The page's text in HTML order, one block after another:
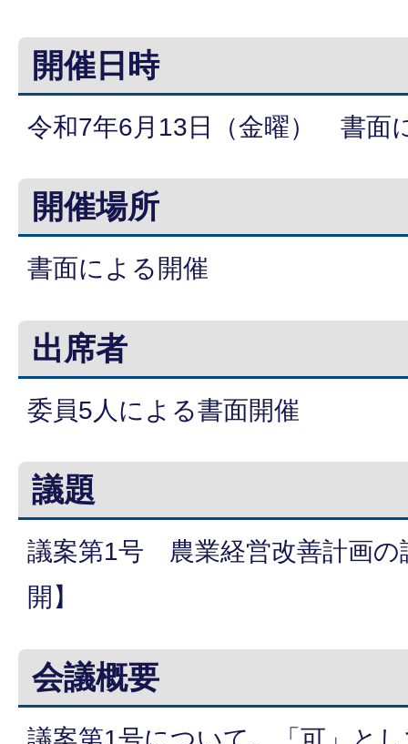
開催日時
令和7年6月13日（金曜） 書面
開催場所
書面による開催
出席者
委員5人による書面開催
議題
議案第1号 農業経営改善計画の
開】
会議概要